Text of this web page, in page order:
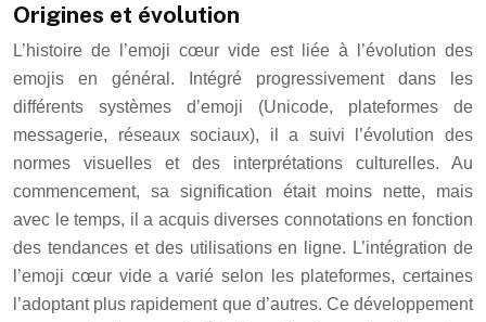
Origines et évolution
L’histoire de l’emoji cœur vide est liée à l’évolution des
emojis en général. Intégré progressivement dans les
différents systèmes d’emoji (Unicode, plateformes de
messagerie, réseaux sociaux), il a suivi l’évolution des
normes visuelles et des interprétations culturelles. Au
commencement, sa signification était moins nette, mais
avec le temps, il a acquis diverses connotations en fonction
des tendances et des utilisations en ligne. L’intégration de
l’emoji cœur vide a varié selon les plateformes, certaines
l’adoptant plus rapidement que d’autres. Ce développement